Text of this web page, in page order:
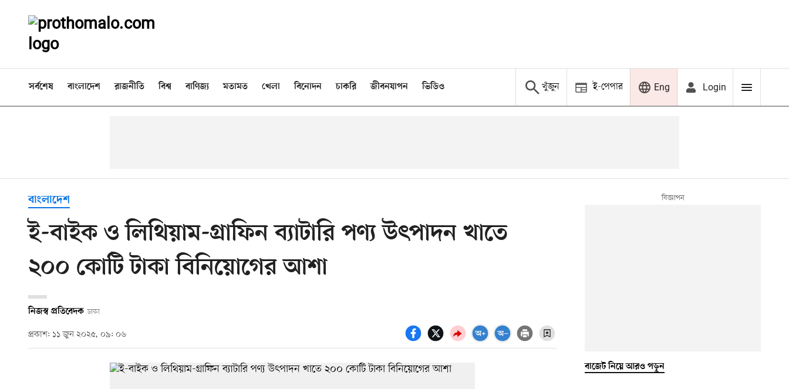
সর্বশেষ বাংলাদেশ রাজনীতি বিশ্ব বাণিজ্য মতামত খেলা বিনোদন চাকরি জীবনযাপন ভিডিও খুঁজুন ই-পেপার Eng Login
বাংলাদেশ
ই-বাইক ও লিথিয়াম-গ্রাফিন ব্যাটারি পণ্য উৎপাদন খাতে
২০০ কোটি টাকা বিনিয়োগের আশা
নিজস্ব প্রতিবেদক ঢাকা
প্রকাশ: ১১ জুন ২০২৫, ০৯: ০৬
বাজেট নিয়ে আরও পড়ুন